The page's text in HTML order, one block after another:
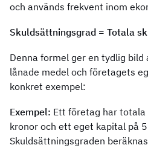
och används frekvent inom
Skuldsättningsgrad = Totala
Denna formel ger en tydlig
lånade medel och företagets
konkret exempel:
Exempel: Ett företag har
kronor och ett eget kapital på
Skuldsättningsgraden